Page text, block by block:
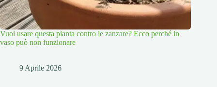
Vuoi usare questa pianta contro le zanzare? Ecco perché in
vaso può non funzionare
9 Aprile 2026